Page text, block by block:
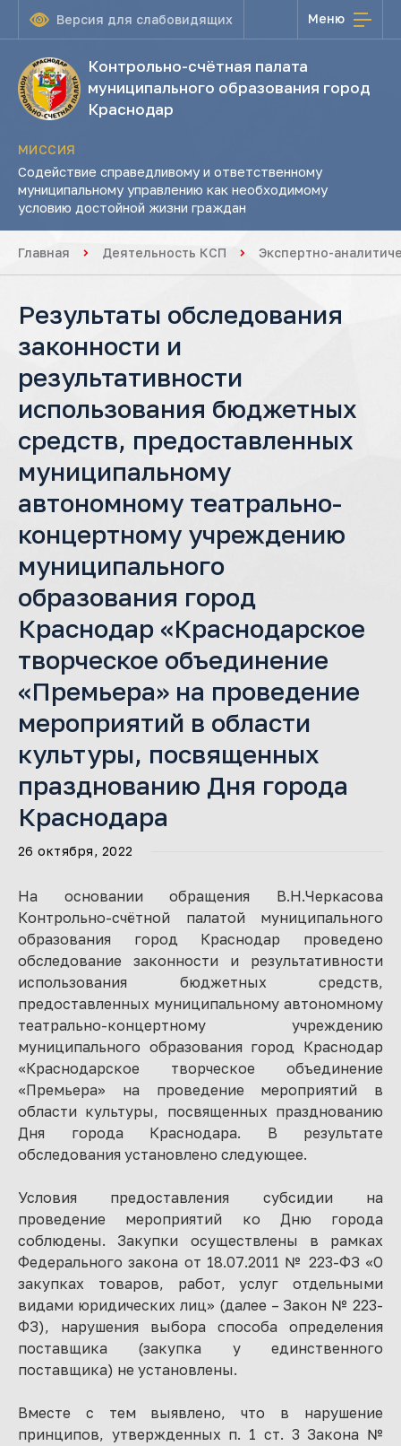
Версия для слабовидящих Меню
Контрольно-счётная палата
муниципального образования город
Краснодар
МИССИЯ
Содействие справедливому и ответственному
муниципальному управлению как необходимому
условию достойной жизни граждан
Главная Деятельность КСП Экспертно-
Результаты обследования
законности и
результативности
использования бюджетных
средств, предоставленных
муниципальному
автономному театрально-
концертному учреждению
муниципального
образования город
Краснодар «Краснодарское
творческое объединение
«Премьера» на проведение
мероприятий в области
культуры, посвященных
празднованию Дня города
Краснодара
26 октября, 2022
На основании обращения В.Н.Черкасова
Контрольно-счётной палатой муниципального
образования город Краснодар проведено
обследование законности и результативности
использования бюджетных средств,
предоставленных муниципальному автономному
театрально-концертному учреждению
муниципального образования город Краснодар
«Краснодарское творческое объединение
«Премьера» на проведение мероприятий в
области культуры, посвященных празднованию
Дня города Краснодара. В результате
обследования установлено следующее.
Условия предоставления субсидии на
проведение мероприятий ко Дню города
соблюдены. Закупки осуществлены в рамках
Федерального закона от 18.07.2011 № 223-ФЗ «О
закупках товаров, работ, услуг отдельными
видами юридических лиц» (далее – Закон № 223-
ФЗ), нарушения выбора способа определения
поставщика (закупка у единственного
поставщика) не установлены.
Вместе с тем выявлено, что в нарушение
принципов, утвержденных п. 1 ст. 3 Закона №